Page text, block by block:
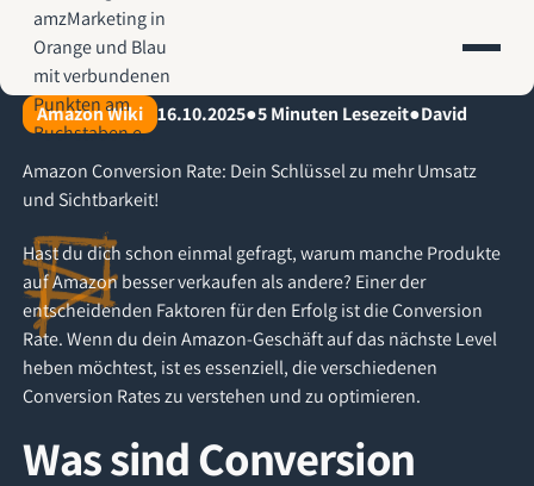
AMZ-Marketing.de - Amazon Agentur für profitables Wachstum
Amazon Wiki 16.10.2025●5Minuten Lesezeit●David
Amazon Conversion Rate: Dein Schlüssel zu mehr Umsatz
und Sichtbarkeit!
Hast du dich schon einmal gefragt, warum manche Produkte
auf Amazon besser verkaufen als andere? Einer der
entscheidenden Faktoren für den Erfolg ist die Conversion
Rate. Wenn du dein Amazon-Geschäft auf das nächste Level
heben möchtest, ist es essenziell, die verschiedenen
Conversion Rates zu verstehen und zu optimieren.
Was sind Conversion